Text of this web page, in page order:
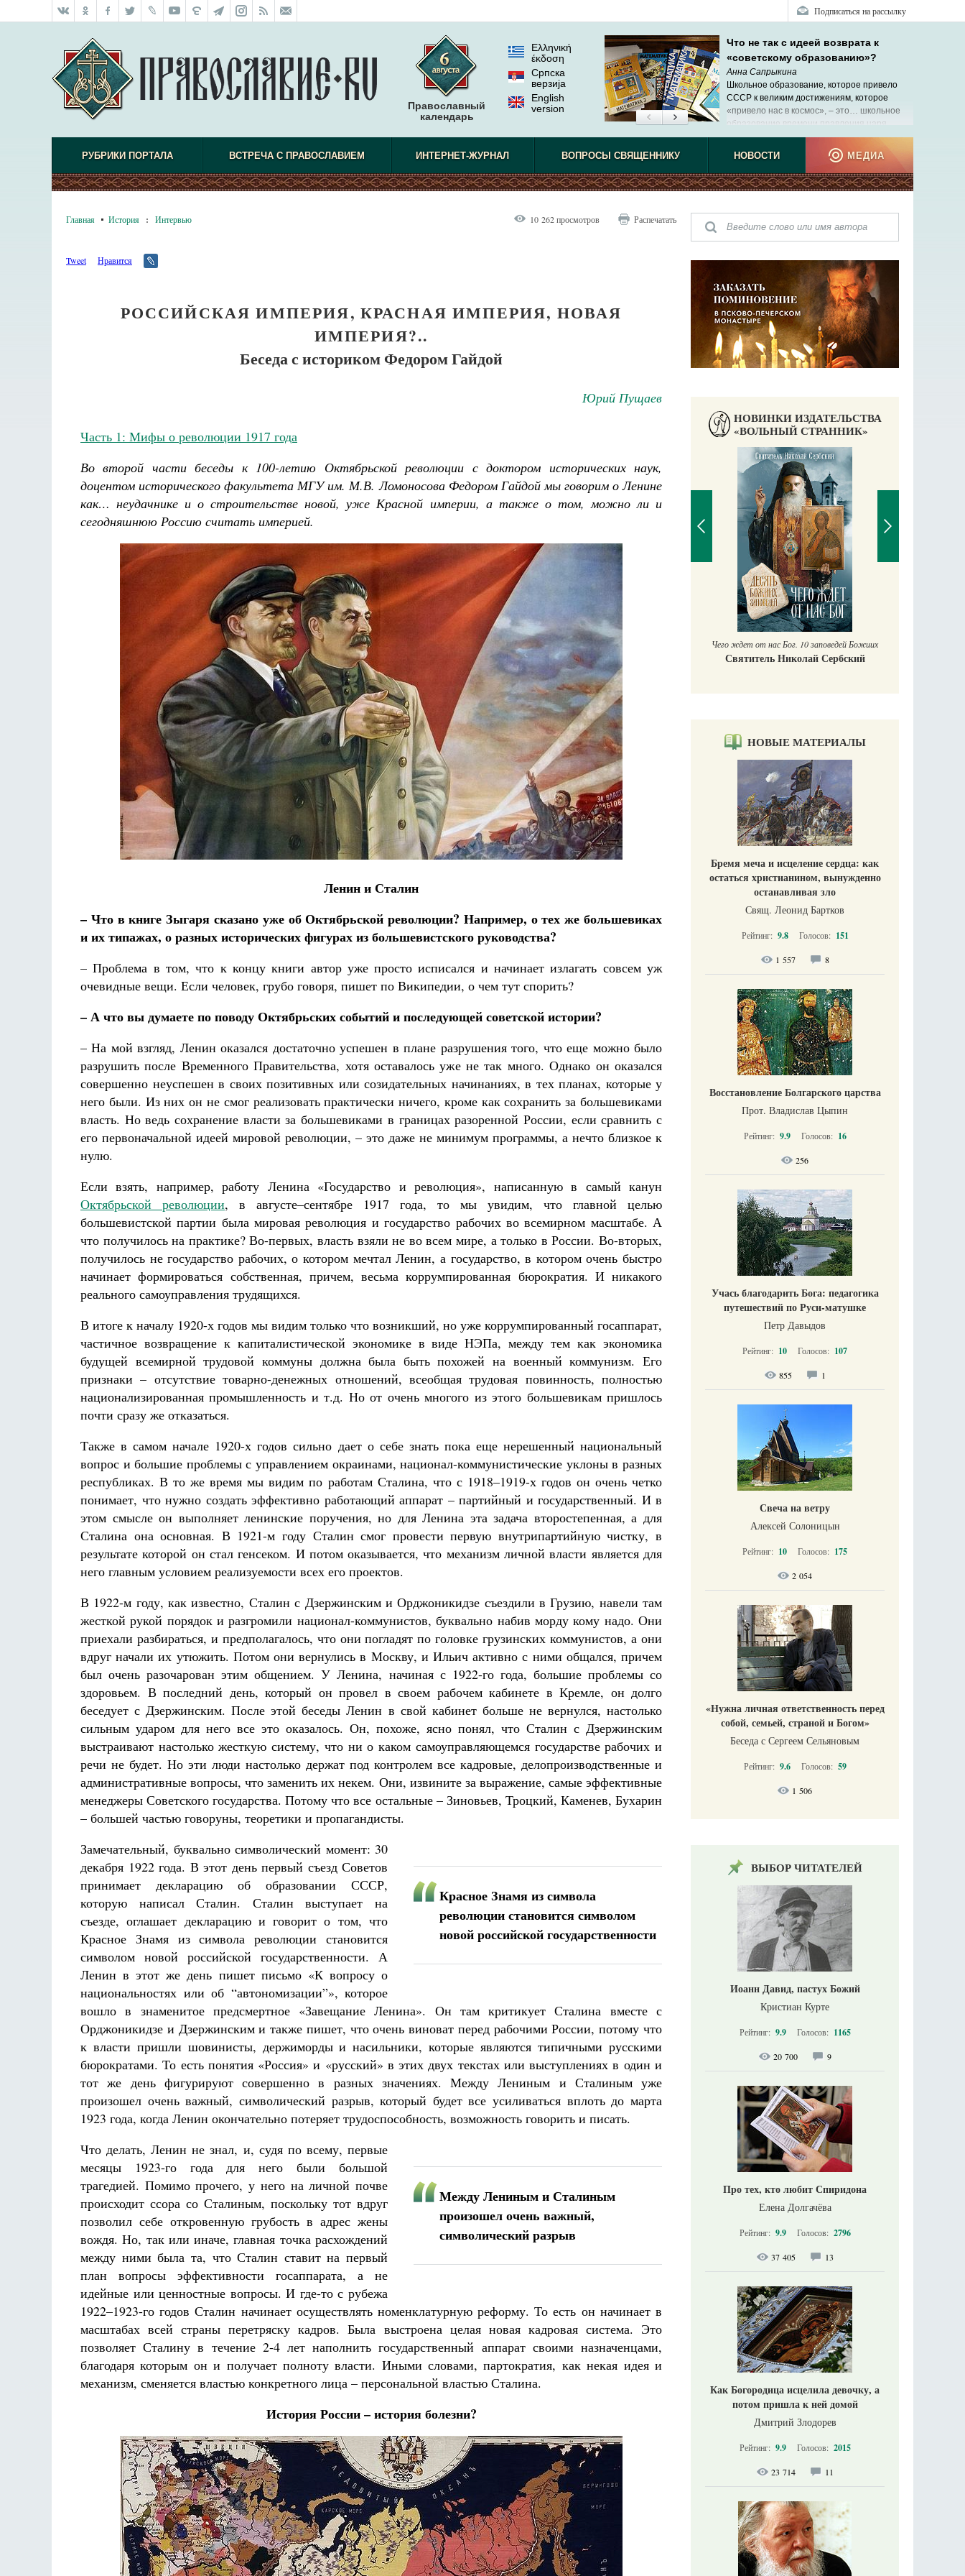
Подписаться на рассылку
Православный
календарь
Ελληνική
έκδοση
Српска
верзиjа
English
version
Что не так с идеей возврата к
«советскому образованию»?
Анна Сапрыкина
Школьное образование, которое привело
СССР к великим достижениям, которое
«привело нас в космос», ‒ это… школьное
образование времени правления царя
Николая II.
РУБРИКИ ПОРТАЛА ВСТРЕЧА С ПРАВОСЛАВИЕМ ИНТЕРНЕТ-ЖУРНАЛ ВОПРОСЫ СВЯЩЕННИКУ НОВОСТИ МЕДИА
Главная История : Интервью 10 262 просмотров Распечатать
Tweet Нравится
РОССИЙСКАЯ ИМПЕРИЯ, КРАСНАЯ ИМПЕРИЯ, НОВАЯ
ИМПЕРИЯ?..
Беседа с историком Федором Гайдой
Юрий Пущаев
Часть 1: Мифы о революции 1917 года
Во второй части беседы к 100-летию Октябрьской революции с доктором исторических наук,
доцентом исторического факультета МГУ им. М.В. Ломоносова Федором Гайдой мы говорим о Ленине
как… неудачнике и о строительстве новой, уже Красной империи, а также о том, можно ли и
сегодняшнюю Россию считать империей.
Ленин и Сталин
– Что в книге Зыгаря сказано уже об Октябрьской революции? Например, о тех же большевиках
и их типажах, о разных исторических фигурах из большевистского руководства?
– Проблема в том, что к концу книги автор уже просто исписался и начинает излагать совсем уж
очевидные вещи. Если человек, грубо говоря, пишет по Википедии, о чем тут спорить?
– А что вы думаете по поводу Октябрьских событий и последующей советской истории?
– На мой взгляд, Ленин оказался достаточно успешен в плане разрушения того, что еще можно было
разрушить после Временного Правительства, хотя оставалось уже не так много. Однако он оказался
совершенно неуспешен в своих позитивных или созидательных начинаниях, в тех планах, которые у
него были. Из них он не смог реализовать практически ничего, кроме как сохранить за большевиками
власть. Но ведь сохранение власти за большевиками в границах разоренной России, если сравнить с
его первоначальной идеей мировой революции, – это даже не минимум программы, а нечто близкое к
нулю.
Если взять, например, работу Ленина «Государство и революция», написанную в самый канун
Октябрьской революции, в августе–сентябре 1917 года, то мы увидим, что главной целью
большевистской партии была мировая революция и государство рабочих во всемирном масштабе. А
что получилось на практике? Во-первых, власть взяли не во всем мире, а только в России. Во-вторых,
получилось не государство рабочих, о котором мечтал Ленин, а государство, в котором очень быстро
начинает формироваться собственная, причем, весьма коррумпированная бюрократия. И никакого
реального самоуправления трудящихся.
В итоге к началу 1920-х годов мы видим только что возникший, но уже коррумпированный госаппарат,
частичное возвращение к капиталистической экономике в виде НЭПа, между тем как экономика
будущей всемирной трудовой коммуны должна была быть похожей на военный коммунизм. Его
признаки – отсутствие товарно-денежных отношений, всеобщая трудовая повинность, полностью
национализированная промышленность и т.д. Но от очень многого из этого большевикам пришлось
почти сразу же отказаться.
Также в самом начале 1920-х годов сильно дает о себе знать пока еще нерешенный национальный
вопрос и большие проблемы с управлением окраинами, национал-коммунистические уклоны в разных
республиках. В то же время мы видим по работам Сталина, что с 1918–1919-х годов он очень четко
понимает, что нужно создать эффективно работающий аппарат – партийный и государственный. И в
этом смысле он выполняет ленинские поручения, но для Ленина эта задача второстепенная, а для
Сталина она основная. В 1921-м году Сталин смог провести первую внутрипартийную чистку, в
результате которой он стал генсеком. И потом оказывается, что механизм личной власти является для
него главным условием реализуемости всех его проектов.
В 1922-м году, как известно, Сталин с Дзержинским и Орджоникидзе съездили в Грузию, навели там
жесткой рукой порядок и разгромили национал-коммунистов, буквально набив морду кому надо. Они
приехали разбираться, и предполагалось, что они погладят по головке грузинских коммунистов, а они
вдруг начали их утюжить. Потом они вернулись в Москву, и Ильич активно с ними общался, причем
был очень разочарован этим общением. У Ленина, начиная с 1922-го года, большие проблемы со
здоровьем. В последний день, который он провел в своем рабочем кабинете в Кремле, он долго
беседует с Дзержинским. После этой беседы Ленин в свой кабинет больше не вернулся, настолько
сильным ударом для него все это оказалось. Он, похоже, ясно понял, что Сталин с Дзержинским
выстраивают настолько жесткую систему, что ни о каком самоуправляющемся государстве рабочих и
речи не будет. Но эти люди настолько держат под контролем все кадровые, делопроизводственные и
административные вопросы, что заменить их некем. Они, извините за выражение, самые эффективные
менеджеры Советского государства. Потому что все остальные – Зиновьев, Троцкий, Каменев, Бухарин
– большей частью говоруны, теоретики и пропагандисты.
Красное Знамя из символа
революции становится символом
новой российской государственности
Замечательный, буквально символический момент: 30
декабря 1922 года. В этот день первый съезд Советов
принимает декларацию об образовании СССР,
которую написал Сталин. Сталин выступает на
съезде, оглашает декларацию и говорит о том, что
Красное Знамя из символа революции становится
символом новой российской государственности. А
Ленин в этот же день пишет письмо «К вопросу о
национальностях или об “автономизации”», которое
вошло в знаменитое предсмертное «Завещание Ленина». Он там критикует Сталина вместе с
Орджоникидзе и Дзержинским и также пишет, что очень виноват перед рабочими России, потому что
к власти пришли шовинисты, держиморды и насильники, которые являются типичными русскими
бюрократами. То есть понятия «Россия» и «русский» в этих двух текстах или выступлениях в один и
тот же день фигурируют совершенно в разных значениях. Между Лениным и Сталиным уже
произошел очень важный, символический разрыв, который будет все усиливаться вплоть до марта
1923 года, когда Ленин окончательно потеряет трудоспособность, возможность говорить и писать.
Между Лениным и Сталиным
произошел очень важный,
символический разрыв
Что делать, Ленин не знал, и, судя по всему, первые
месяцы 1923-го года для него были большой
трагедией. Помимо прочего, у него на личной почве
происходит ссора со Сталиным, поскольку тот вдруг
позволил себе откровенную грубость в адрес жены
вождя. Но, так или иначе, главная точка расхождений
между ними была та, что Сталин ставит на первый
план вопросы эффективности госаппарата, а не
идейные или ценностные вопросы. И где-то с рубежа
1922–1923-го годов Сталин начинает осуществлять номенклатурную реформу. То есть он начинает в
масштабах всей страны перетряску кадров. Была выстроена целая новая кадровая система. Это
позволяет Сталину в течение 2-4 лет наполнить государственный аппарат своими назначенцами,
благодаря которым он и получает полноту власти. Иными словами, партократия, как некая идея и
механизм, сменяется властью конкретного лица – персональной властью Сталина.
История России – история болезни?
НОВИНКИ ИЗДАТЕЛЬСТВА
«ВОЛЬНЫЙ СТРАННИК»
Разлуки не будет
Фредерика де Грааф Как найти своё место в жизни
Кирилл Мурышев
Великомученик Георгий Победоносец. Научись у
святого
Роман Котов Чего ждет от нас Бог. 10 заповедей Божиих
Святитель Николай Сербский
НОВЫЕ МАТЕРИАЛЫ
Бремя меча и исцеление сердца: как
остаться христианином, вынужденно
останавливая зло
Свящ. Леонид Бартков
Рейтинг: 9.8 Голосов: 151
1 557 8
Восстановление Болгарского царства
Прот. Владислав Цыпин
Рейтинг: 9.9 Голосов: 16
256
Учась благодарить Бога: педагогика
путешествий по Руси-матушке
Петр Давыдов
Рейтинг: 10 Голосов: 107
855 1
Свеча на ветру
Алексей Солоницын
Рейтинг: 10 Голосов: 175
2 054
«Нужна личная ответственность перед
собой, семьей, страной и Богом»
Беседа с Сергеем Сельяновым
Рейтинг: 9.6 Голосов: 59
1 506
ВЫБОР ЧИТАТЕЛЕЙ
Иоанн Давид, пастух Божий
Кристиан Курте
Рейтинг: 9.9 Голосов: 1165
20 700 9
Про тех, кто любит Спиридона
Елена Долгачёва
Рейтинг: 9.9 Голосов: 2796
37 405 13
Как Богородица исцелила девочку, а
потом пришла к ней домой
Дмитрий Злодорев
Рейтинг: 9.9 Голосов: 2015
23 714 11